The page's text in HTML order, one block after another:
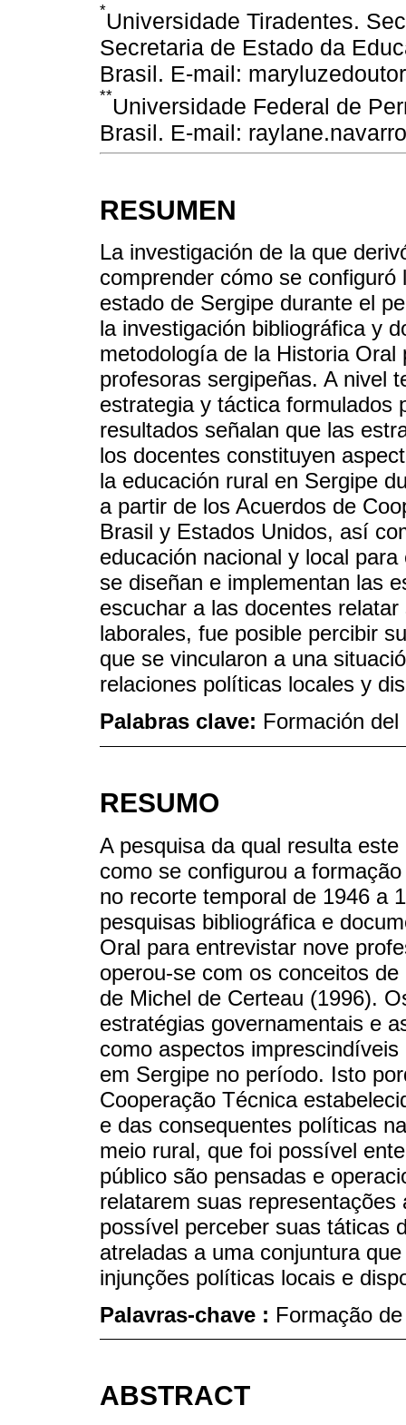
*Universidade Tiradentes.
Secretaria de Estado da
Brasil. E-mail:
**Universidade Federal de
Brasil. E-mail:
RESUMEN
La investigación de la que
comprender cómo se
estado de Sergipe durante el
la investigación bibliográfica y
metodología de la Historia
profesoras sergipeñas. A nivel
estrategia y táctica formulados
resultados señalan que las
los docentes constituyen
la educación rural en Sergipe
a partir de los Acuerdos de
Brasil y Estados Unidos, así
educación nacional y local
se diseñan e implementan las
escuchar a las docentes
laborales, fue posible percibir
que se vincularon a una
relaciones políticas locales y
Palabras clave: Formación
RESUMO
A pesquisa da qual resulta
como se configurou a
no recorte temporal de 1946 a
pesquisas bibliográfica e
Oral para entrevistar nove
operou-se com os conceitos
de Michel de Certeau (1996).
estratégias governamentais e
como aspectos
em Sergipe no período. Isto
Cooperação Técnica
e das consequentes políticas
meio rural, que foi possível
público são pensadas e
relatarem suas
possível perceber suas táticas
atreladas a uma conjuntura
injunções políticas locais e
Palavras-chave : Formação
ABSTRACT